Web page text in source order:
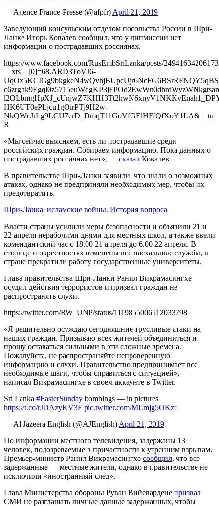
— Agence France-Presse (@afpfr) April 21, 2019
Заведующий консульским отделом посольства России в Шри-
Ланке Игорь Ковалев сообщил, что у дипмиссии нет
информации о пострадавших россиянах.
https://www.facebook.com/RusEmbSriLanka/posts/
__xts__[0]=68.ARD3ToVJ6-
HK6UT0ePLjcu1gOirPTj9H2w-
R
«Мы сейчас выясняем, есть ли пострадавшие среди
российских граждан. Собираем информацию. Пока данных о
пострадавших россиянах нет», — сказал Ковалев.
В правительстве Шри-Ланки заявили, что знали о возможных
атаках, однако не предприняли необходимых мер, чтобы их
предотвратить.
Шри-Ланка: исламские войны. История вопроса
Власти страны усилили меры безопасности и объявили 21 и
22 апреля нерабочими днями для местных школ, а также ввели
комендантский час с 18.00 21 апреля до 6.00 22 апреля. В
столице и окрестностях отменены все пасхальные службы, в
стране прекратили работу государственные университеты.
Глава правительства Шри-Ланки Ранил Викрамасингхе
осудил действия террористов и призвал граждан не
распространять слухи.
https://twitter.com/RW_UNP/status/1119855006512033798
«Я решительно осуждаю сегодняшние трусливые атаки на
наших граждан. Призываю всех жителей объединиться и
прошу оставаться сильными в эти сложные времена.
Пожалуйста, не распространяйте непроверенную
информацию и слухи. Правительство предпринимает все
необходимые шаги, чтобы справиться с ситуацией», —
написал Викрамасингхе в своем аккаунте в Twitter.
Sri Lanka #EasterSunday bombings — in pictures
https://t.co/rJDAzyKV3F pic.twitter.com/MLmjg5OKzr
— Al Jazeera English (@AJEnglish) April 21, 2019
По информации местного телевидения, задержаны 13
человек, подозреваемые в причастности к утренним взрывам.
Премьер-министр Ранил Викрамасингхе сообщил, что все
задержанные — местные жители, однако в правительстве не
исключили «иностранный след».
Глава Министерства обороны Руван Вийевардене призвал
СМИ не разглашать личные данные задержанных, чтобы